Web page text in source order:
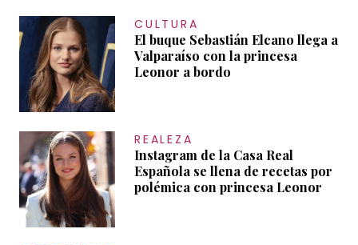
CULTURA
El buque Sebastián Elcano llega a
Valparaíso con la princesa
Leonor a bordo
REALEZA
Instagram de la Casa Real
Española se llena de recetas por
polémica con princesa Leonor